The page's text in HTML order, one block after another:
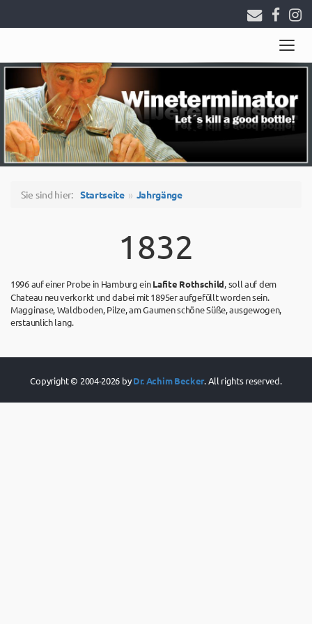
Sie sind hier: Startseite Jahrgänge
1832
1996 auf einer Probe in Hamburg einLafite Rothschild, soll auf dem
Chateau neu verkorkt und dabei mit 1895er aufgefüllt worden sein.
Magginase, Waldboden, Pilze, am Gaumen schöne Süße, ausgewogen,
erstaunlich lang.
Copyright © 2004-2026 byDr. Achim Becker. All rights reserved.